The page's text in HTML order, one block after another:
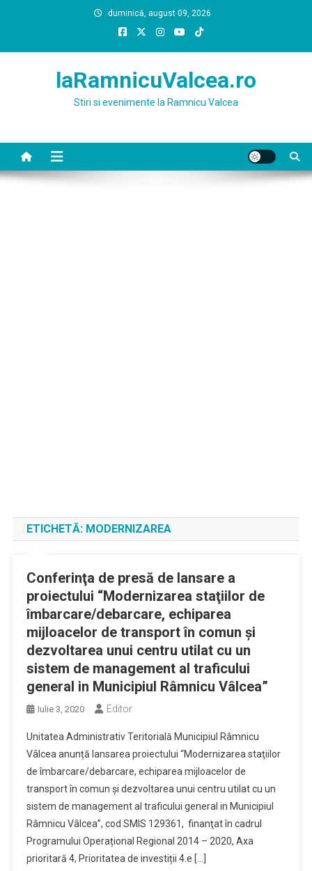
duminică, august 09, 2026
laRamnicuValcea.ro
Stiri si evenimente la Ramnicu Valcea
ETICHETĂ: MODERNIZAREA
Conferinţa de presă de lansare a
proiectului “Modernizarea staţiilor de
îmbarcare/debarcare, echiparea
mijloacelor de transport în comun şi
dezvoltarea unui centru utilat cu un
sistem de management al traficului
general in Municipiul Râmnicu Vâlcea”
Iulie 3, 2020 Editor
Unitatea Administrativ Teritorială Municipiul Râmnicu
Vâlcea anunță lansarea proiectului “Modernizarea staţiilor
de îmbarcare/debarcare, echiparea mijloacelor de
transport în comun şi dezvoltarea unui centru utilat cu un
sistem de management al traficului general in Municipiul
Râmnicu Vâlcea”, cod SMIS 129361, finanţat în cadrul
Programului Operațional Regional 2014 – 2020, Axa
prioritară 4, Prioritatea de investiții 4.e […]